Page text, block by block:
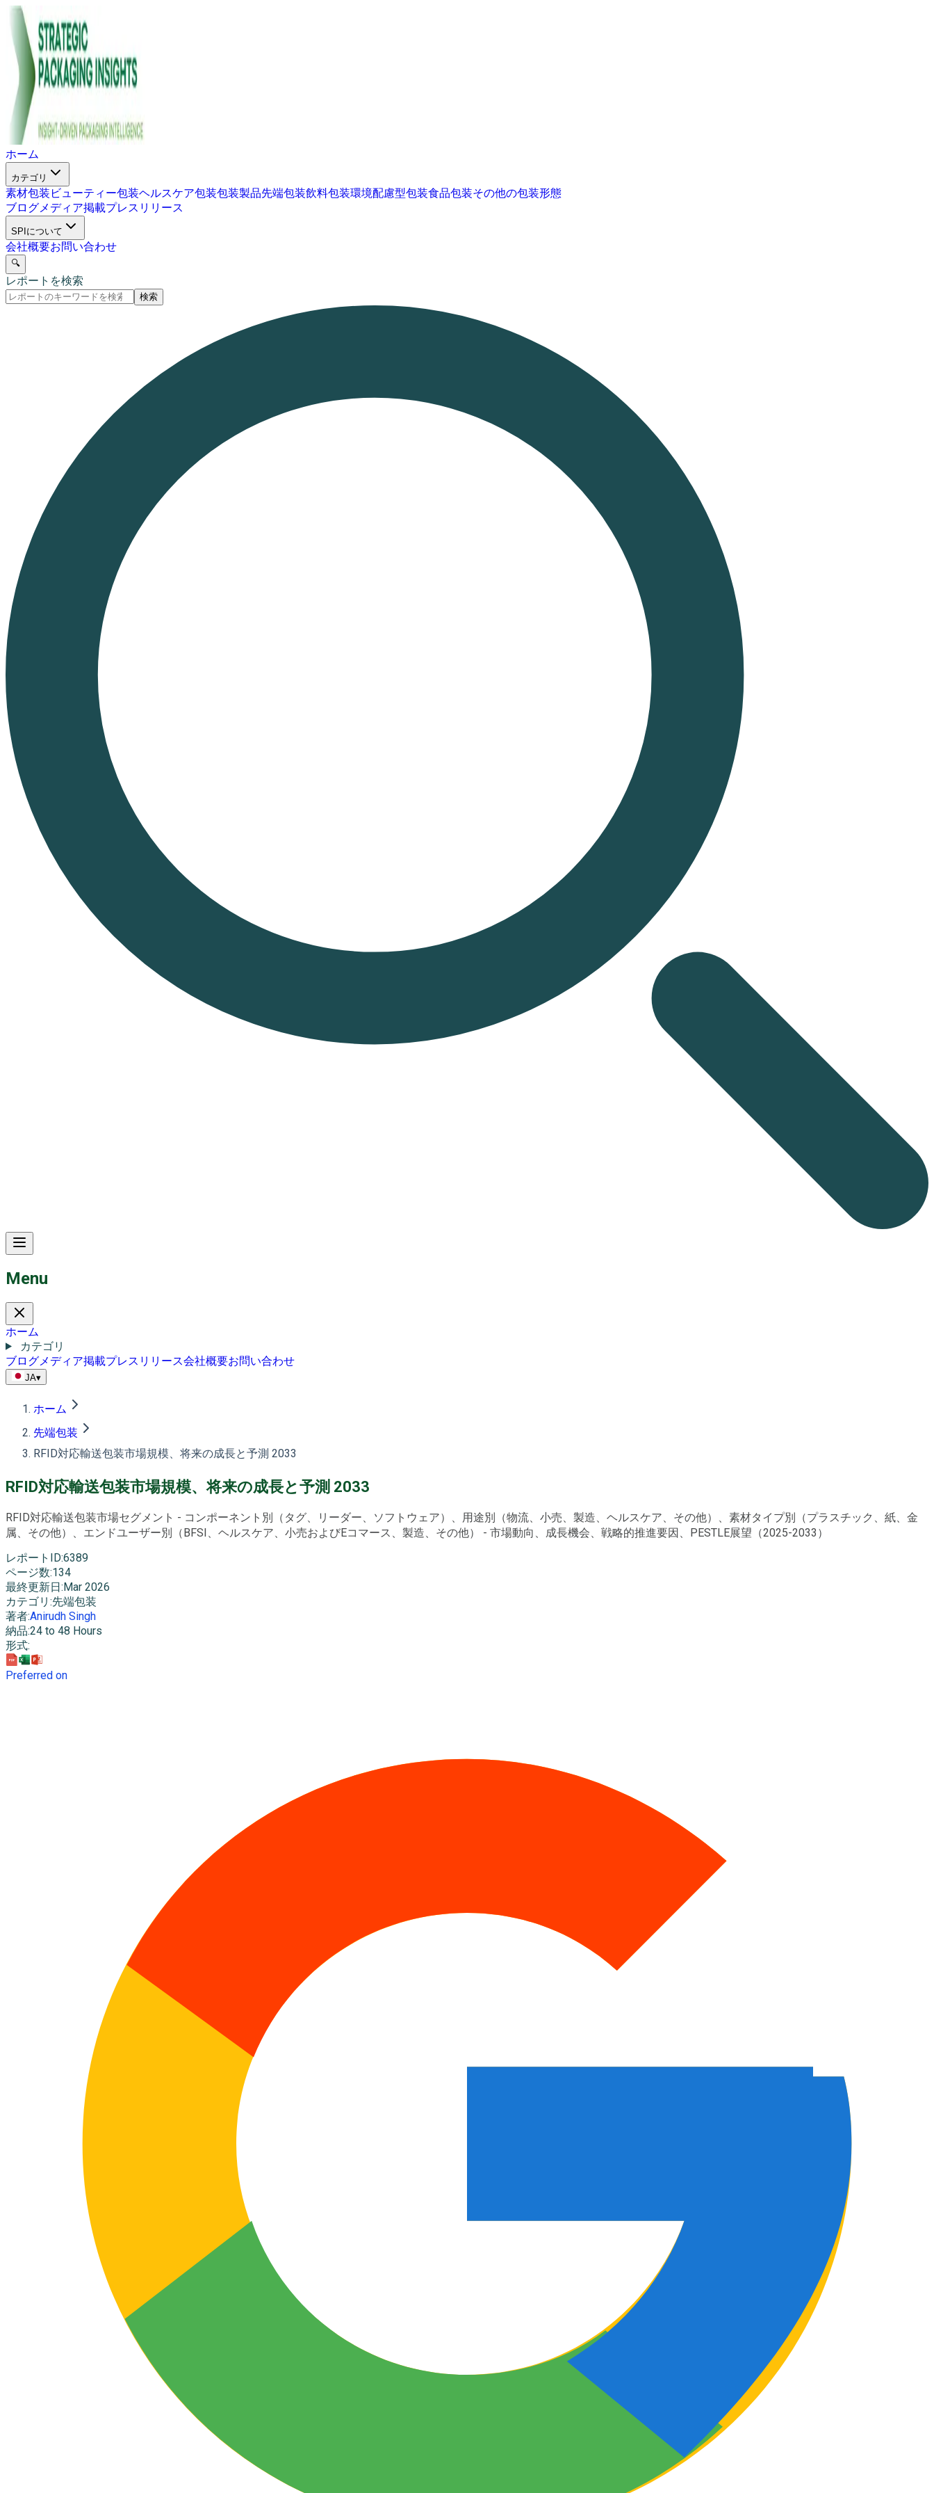
ホーム
カテゴリ
素材包装 ビューティー包装ヘルスケア包装包装製品先端包装飲料包装環境配慮型包装食品包装その他の包装形態
ブログメディア掲載プレスリリース
SPIについて
会社概要お問い合わせ
🔍
レポートを検索
検索
Menu
ホーム
カテゴリ
ブログメディア掲載プレスリリース会社概要お問い合わせ
JA▾
ホーム
先端包装
RFID対応輸送包装市場規模、将来の成長と予測 2033
RFID対応輸送包装市場規模、将来の成長と予測 2033
RFID対応輸送包装市場セグメント - コンポーネント別（タグ、リーダー、ソフトウェア）、用途別（物流、小売、製造、ヘルスケア、その他）、素材タイプ別（プラスチック、紙、金
属、その他）、エンドユーザー別（BFSI、ヘルスケア、小売およびEコマース、製造、その他） - 市場動向、成長機会、戦略的推進要因、PESTLE展望（2025-2033）
レポートID:6389
ページ数:134
最終更新日 : Mar 2026
カテゴリ :先端包装
著者:Anirudh Singh
納品:24 to 48 Hours
形式:
Preferred on